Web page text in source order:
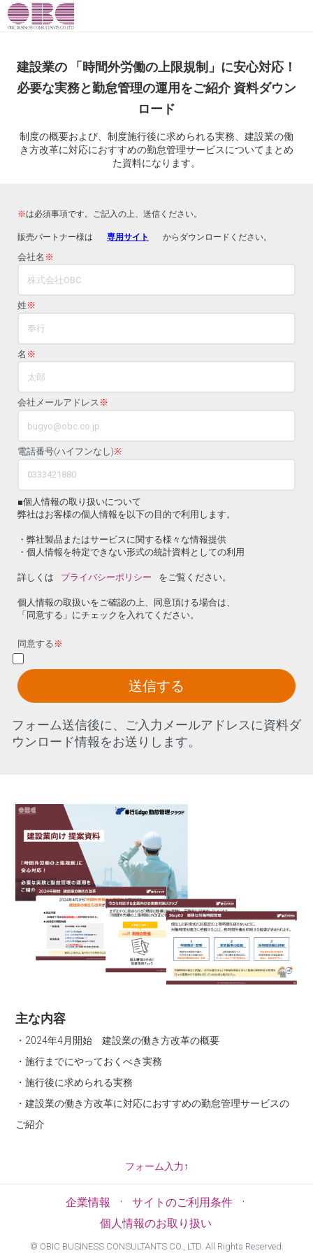
建設業の 「時間外労働の上限規制」に安心対応！
必要な実務と勤怠管理の運用をご紹介 資料ダウン
ロード
制度の概要および、制度施行後に求められる実務、建設業の働
き方改革に対応におすすめの勤怠管理サービスについてまとめ
た資料になります。
※は必須事項です。ご記入の上、送信ください。
販売パートナー様は 専用サイト からダウンロードください。
会社名 ※
姓 ※
名 ※
会社メールアドレス ※
電話番号(ハイフンなし)※
■個人情報の取り扱いについて
弊社はお客様の個人情報を以下の目的で利用します。
・弊社製品またはサービスに関する様々な情報提供
・個人情報を特定できない形式の統計資料としての利用
詳しくは プライバシーポリシー をご覧ください。
個人情報の取扱いをご確認の上、同意頂ける場合は、
「同意する」にチェックを入れてください。
同意する ※
送信する
フォーム送信後に、ご入力メールアドレスに資料ダ
ウンロード情報をお送りします。
主な内容
・2024年4月開始 建設業の働き方改革の概要
・施行までにやっておくべき実務
・施行後に求められる実務
・建設業の働き方改革に対応におすすめの勤怠管理サービスの
ご紹介
フォーム入力 ↑
企業情報 · サイトのご利用条件 ·
個人情報のお取り扱い
© OBIC BUSINESS CONSULTANTS CO., LTD. All Rights Reserved.